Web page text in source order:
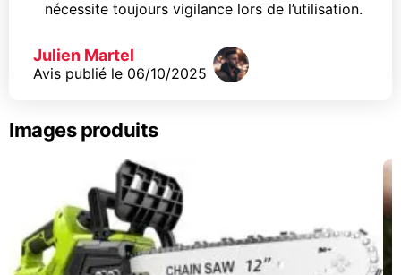
nécessite toujours vigilance lors de l’utilisation.
Julien Martel
Avis publié le 06/10/2025
Images produits